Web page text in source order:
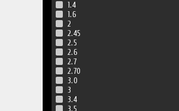
1.4
1.6
2
2.45
2.5
2.6
2.7
2.70
3.0
3
3.4
3.5